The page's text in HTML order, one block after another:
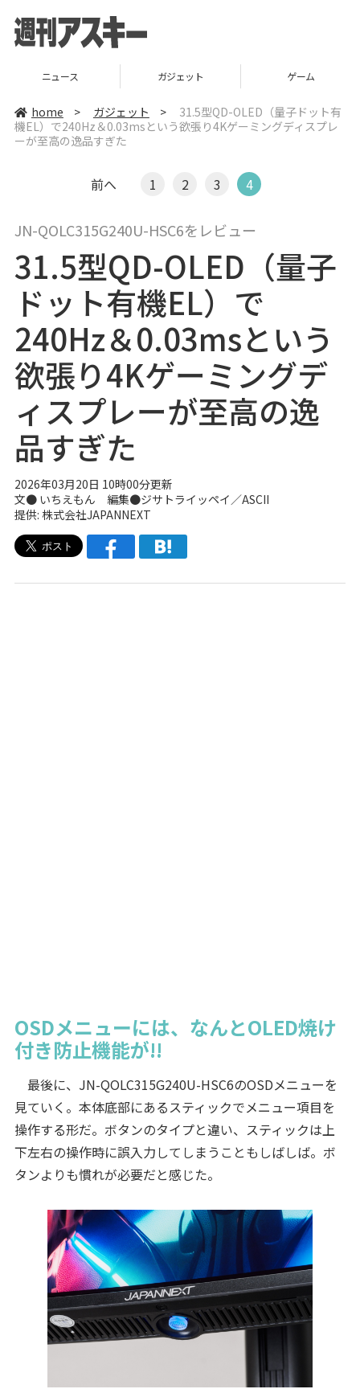
ニュース ガジェット ゲーム
home > ガジェット >
31.5型QD-OLED（量子ドット有
機EL）で240Hz＆0.03msという欲張り4Kゲーミングディスプレ
ーが至高の逸品すぎた
前へ 1 2 3 4
JN-QOLC315G240U-HSC6をレビュー
31.5型QD-OLED（量子
ドット有機EL）で
240Hz＆0.03msという
欲張り4Kゲーミングデ
ィスプレーが至高の逸
品すぎた
2026年03月20日 10時00分更新
文● いちえもん 編集●ジサトライッペイ／ASCII
提供: 株式会社JAPANNEXT
OSDメニューには、なんとOLED焼け
付き防止機能が!!
最後に、JN-QOLC315G240U-HSC6のOSDメニューを
見ていく。本体底部にあるスティックでメニュー項目を
操作する形だ。ボタンのタイプと違い、スティックは上
下左右の操作時に誤入力してしまうこともしばしば。ボ
タンよりも慣れが必要だと感じた。